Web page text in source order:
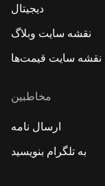
دیجیتال
نقشه سایت وبلاگ
نقشه سایت قیمت‌ها
مخاطبین
ارسال نامه
به تلگرام بنویسید